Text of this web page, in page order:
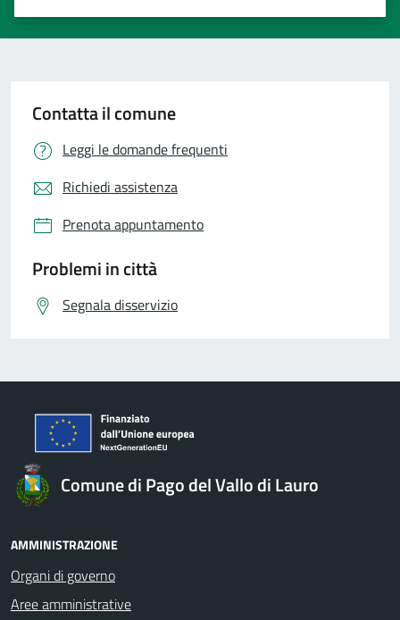
Valuta 5 stelle su 5
Valuta 4 stelle su 5
Valuta 3 stelle su 5
Valuta 2 stelle su 5
Valuta 1 stelle su 5
Contatta il comune
Leggi le domande frequenti
Richiedi assistenza
Prenota appuntamento
Problemi in città
Segnala disservizio
Comune di Pago del Vallo di Lauro
AMMINISTRAZIONE
Organi di governo
Aree amministrative